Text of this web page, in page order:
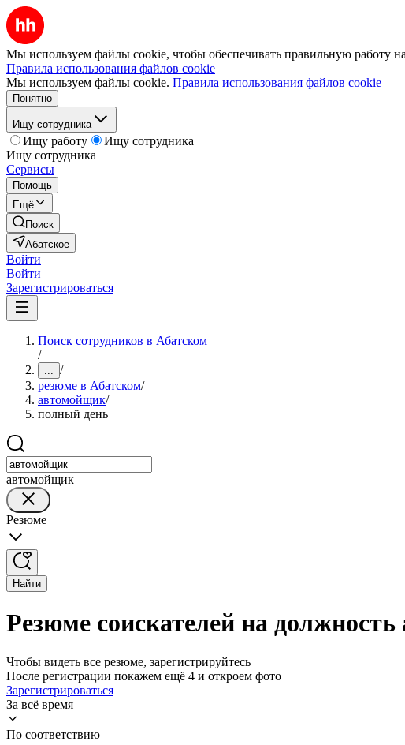
Мы используем файлы cookie, чтобы обеспечивать правильную работу
Правила использования файлов cookie
Мы используем файлы cookie. Правила использования файлов cookie
Понятно
Ищу сотрудника
Ищу работу
Ищу сотрудника
Ищу сотрудника
Сервисы
Помощь
Ещё
Поиск
Абатское
Войти
Войти
Зарегистрироваться
Поиск сотрудников в Абатском
/
... /
резюме в Абатском/
автомойщик/
полный день
автомойщик
Резюме
Найти
Резюме соискателей на
Чтобы видеть все резюме, зарегистрируйтесь
После регистрации покажем ещё 4 и откроем фото
Зарегистрироваться
За всё время
По соответствию